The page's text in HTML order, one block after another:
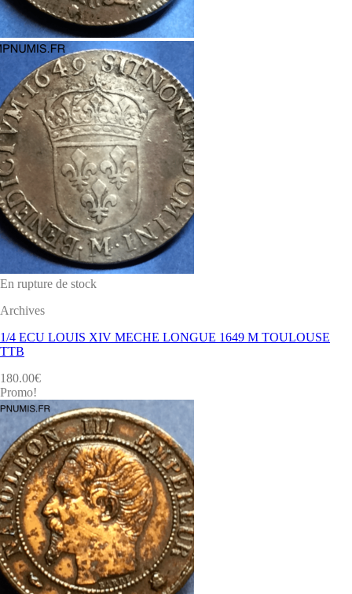
En rupture de stock
Archives
1/4 ECU LOUIS XIV MECHE LONGUE 1649 M TOULOUSE
TTB
180.00€
Promo!